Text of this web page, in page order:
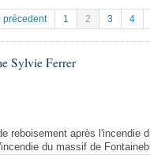
... )
précedent 1 2 3 4
Sylvie Ferrer
reboisement après l'incendie
du massif de